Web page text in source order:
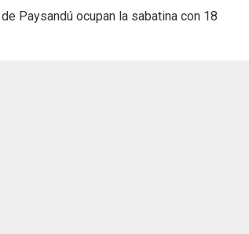
Paysandú ocupan la sabatina con 18